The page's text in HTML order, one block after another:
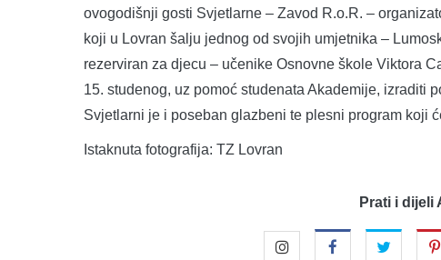
ovogodišnji gosti Svjetlarne – Zavod R.o.R. –
koji u Lovran šalju jednog od svojih umjetnika –
rezerviran za djecu – učenike Osnovne škole Viktora
15. studenog, uz pomoć studenata Akademije, izraditi
Svjetlarni je i poseban glazbeni te plesni program koji
Istaknuta fotografija: TZ Lovran
Prati i dijeli